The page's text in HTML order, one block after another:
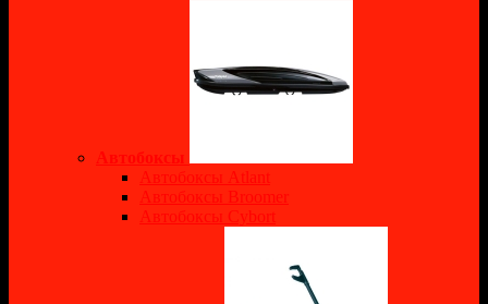
Автобоксы
Автобоксы Atlant
Автобоксы Broomer
Автобоксы Cybort